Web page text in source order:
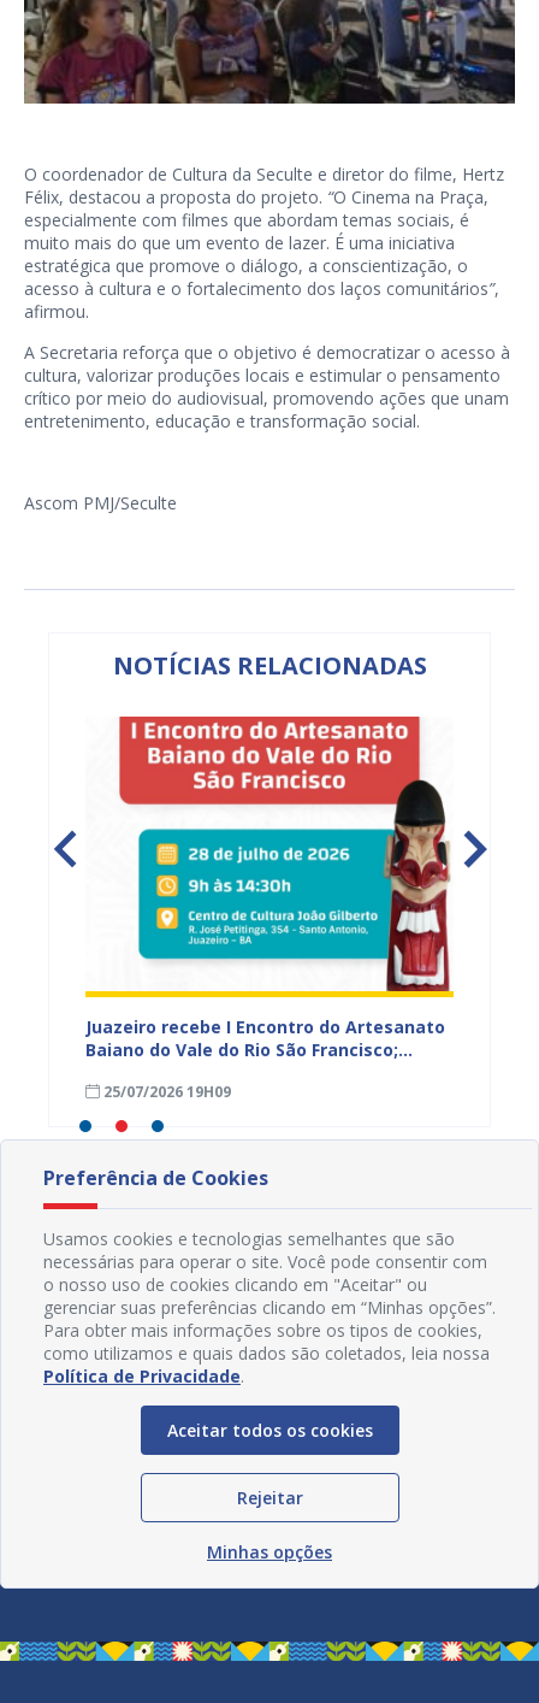
O coordenador de Cultura da Seculte e diretor do filme, Hertz
Félix, destacou a proposta do projeto. “O Cinema na Praça,
especialmente com filmes que abordam temas sociais, é
muito mais do que um evento de lazer. É uma iniciativa
estratégica que promove o diálogo, a conscientização, o
acesso à cultura e o fortalecimento dos laços comunitários”,
afirmou.
A Secretaria reforça que o objetivo é democratizar o acesso à
cultura, valorizar produções locais e estimular o pensamento
crítico por meio do audiovisual, promovendo ações que unam
entretenimento, educação e transformação social.
Ascom PMJ/Seculte
NOTÍCIAS RELACIONADAS
Juazeiro recebe I Encontro do Artesanato
Baiano do Vale do Rio São Francisco;
25/07/2026 19H09
Redes Sociais
Preferência de Cookies
Usamos cookies e tecnologias semelhantes que são
necessárias para operar o site. Você pode consentir com
o nosso uso de cookies clicando em "Aceitar" ou
gerenciar suas preferências clicando em “Minhas opções”.
Para obter mais informações sobre os tipos de cookies,
como utilizamos e quais dados são coletados, leia nossa
Política de Privacidade.
Aceitar todos os cookies
Rejeitar
Minhas opções